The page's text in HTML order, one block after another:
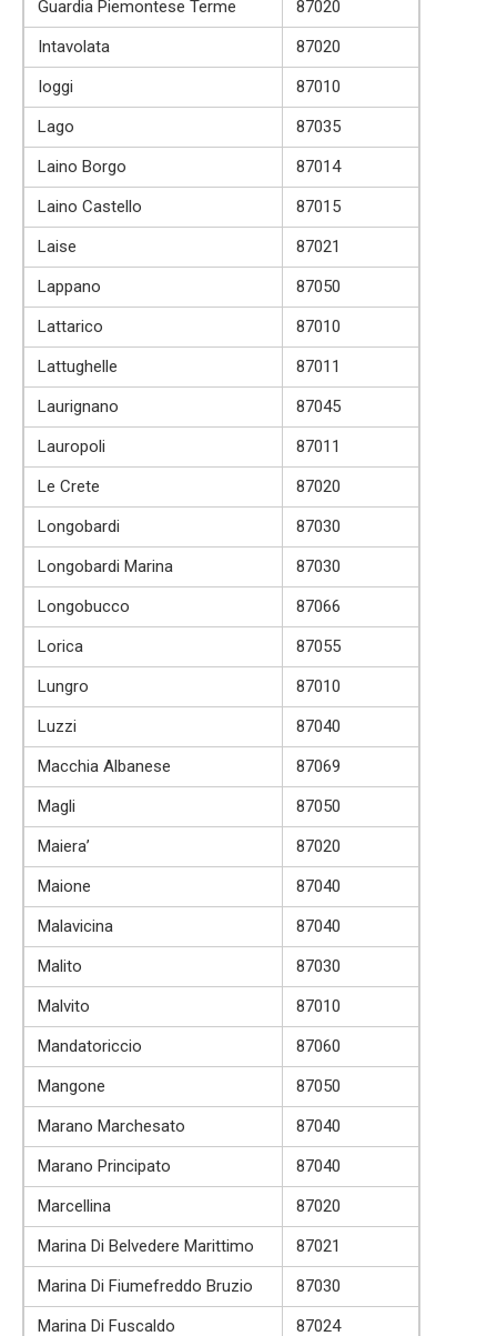
Guardia Piemontese Terme
87020
Intavolata
87020
Ioggi
87010
Lago
87035
Laino Borgo
87014
Laino Castello
87015
Laise
87021
Lappano
87050
Lattarico
87010
Lattughelle
87011
Laurignano
87045
Lauropoli
87011
Le Crete
87020
Longobardi
87030
Longobardi Marina
87030
Longobucco
87066
Lorica
87055
Lungro
87010
Luzzi
87040
Macchia Albanese
87069
Magli
87050
Maiera’
87020
Maione
87040
Malavicina
87040
Malito
87030
Malvito
87010
Mandatoriccio
87060
Mangone
87050
Marano Marchesato
87040
Marano Principato
87040
Marcellina
87020
Marina Di Belvedere Marittimo
87021
Marina Di Fiumefreddo Bruzio
87030
Marina Di Fuscaldo
87024